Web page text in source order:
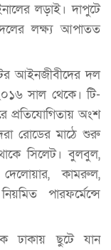
লড়াই। দাপুটে
লক্ষ্য আপাতত
আইনজীবীদের দল
সাল থেকে। টি-
অংশ
রোডের মাঠে শুরু
সিলেট। বুলবুল,
কামরুল,
পারফর্মেন্সে
ঢাকায় ছুটে যান